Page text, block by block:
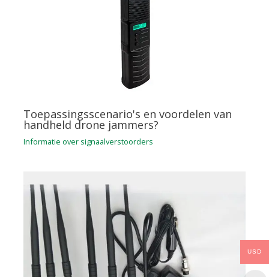
Toepassingsscenario's en voordelen van
handheld drone jammers?
Informatie over signaalverstoorders
USD